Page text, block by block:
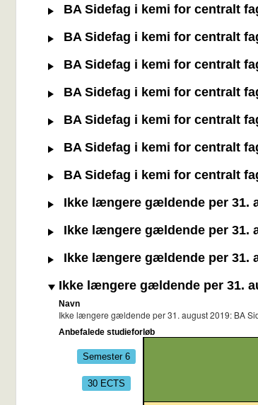
BA Sidefag i kemi for centralt
BA Sidefag i kemi for centralt
BA Sidefag i kemi for centralt
BA Sidefag i kemi for centralt
BA Sidefag i kemi for centralt
BA Sidefag i kemi for centralt
BA Sidefag i kemi for centralt
Ikke længere gældende per 31.
Ikke længere gældende per 31.
Ikke længere gældende per 31.
Ikke længere gældende per 31.
Navn
Ikke længere gældende per 31. august 2019: BA
Anbefalede studieforløb
Semester 6
30 ECTS